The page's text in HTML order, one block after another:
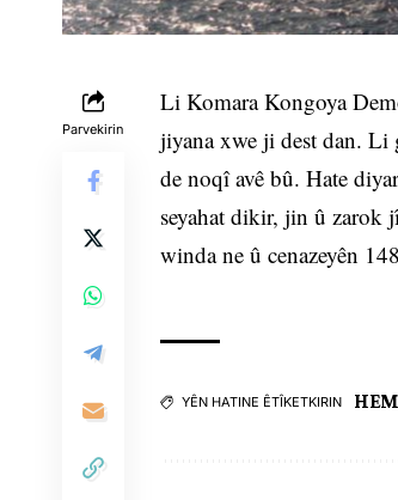
Parvekirin
Li Komara Kongoya
jiyana xwe ji dest dan. Li
de noqî avê bû. Hate
seyahat dikir, jin û zarok
winda ne û cenazeyên
YÊN HATINE ÊTÎKETKIRIN